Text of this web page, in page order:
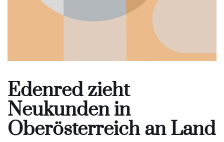
Edenred zieht
Neukunden in
Oberösterreich an Land